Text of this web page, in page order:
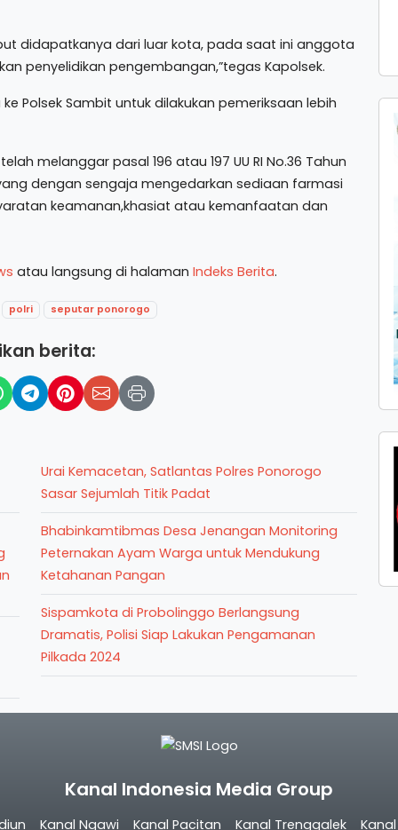
didapatkanya dari luar kota, pada saat ini anggota
penyelidikan pengembangan,”tegas Kapolsek.
Polsek Sambit untuk dilakukan pemeriksaan lebih
melanggar pasal 196 atau 197 UU RI No.36 Tahun
dengan sengaja mengedarkan sediaan farmasi
keamanan,khasiat atau kemanfaatan dan
atau langsung di halaman Indeks Berita.
polri seputar ponorogo
berita:
Urai Kemacetan, Satlantas Polres Ponorogo
Sasar Sejumlah Titik Padat
Bhabinkamtibmas Desa Jenangan Monitoring
Peternakan Ayam Warga untuk Mendukung
Ketahanan Pangan
Sispamkota di Probolinggo Berlangsung
Dramatis, Polisi Siap Lakukan Pengamanan
Pilkada 2024
Kanal Indonesia Media Group
Kanal Ngawi Kanal Pacitan Kanal Trenggalek